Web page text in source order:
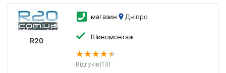
R20
магазин Дніпро
Шиномонтаж
Відгуків(13)